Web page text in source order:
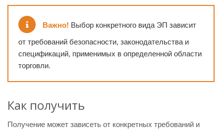
Важно! Выбор конкретного вида ЭП зависит
от требований безопасности, законодательства и
спецификаций, применимых в определенной области
торговли.
Как получить
Получение может зависеть от конкретных требований и